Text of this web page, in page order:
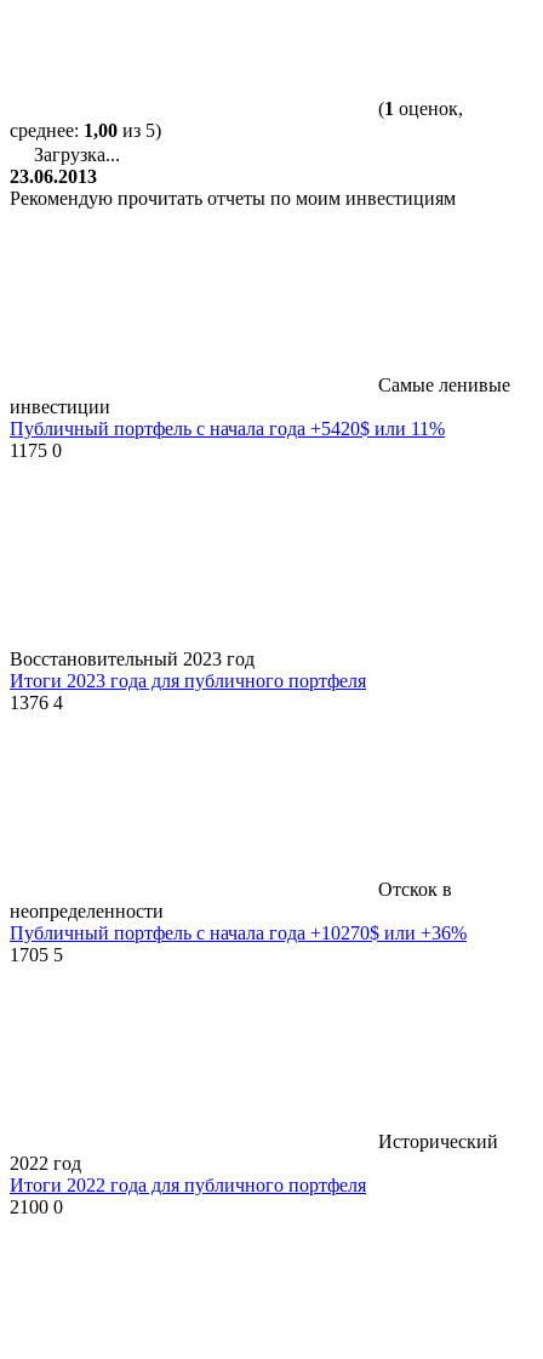
(1 оценок,
среднее: 1,00 из 5)
Загрузка...
23.06.2013
Рекомендую прочитать отчеты по моим инвестициям
Самые ленивые
инвестиции
Публичный портфель с начала года +5420$ или 11%
1175 0
Восстановительный 2023 год
Итоги 2023 года для публичного портфеля
1376 4
Отскок в
неопределенности
Публичный портфель с начала года +10270$ или +36%
1705 5
Исторический
2022 год
Итоги 2022 года для публичного портфеля
2100 0